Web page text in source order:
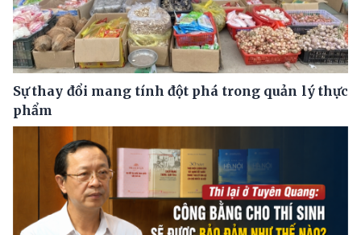
Sự thay đổi mang tính đột phá trong quản lý thực
phẩm